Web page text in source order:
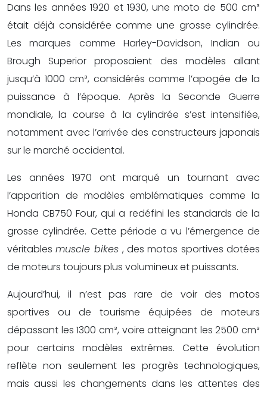
Dans les années 1920 et 1930, une moto de 500 cm³
était déjà considérée comme une grosse cylindrée.
Les marques comme Harley-Davidson, Indian ou
Brough Superior proposaient des modèles allant
jusqu’à 1000 cm³, considérés comme l’apogée de la
puissance à l’époque. Après la Seconde Guerre
mondiale, la course à la cylindrée s’est intensifiée,
notamment avec l’arrivée des constructeurs japonais
sur le marché occidental.
Les années 1970 ont marqué un tournant avec
l’apparition de modèles emblématiques comme la
Honda CB750 Four, qui a redéfini les standards de la
grosse cylindrée. Cette période a vu l’émergence de
véritablesmuscle bikes , des motos sportives dotées
de moteurs toujours plus volumineux et puissants.
Aujourd’hui, il n’est pas rare de voir des motos
sportives ou de tourisme équipées de moteurs
dépassant les 1300 cm³, voire atteignant les 2500 cm³
pour certains modèles extrêmes. Cette évolution
reflète non seulement les progrès technologiques,
mais aussi les changements dans les attentes des